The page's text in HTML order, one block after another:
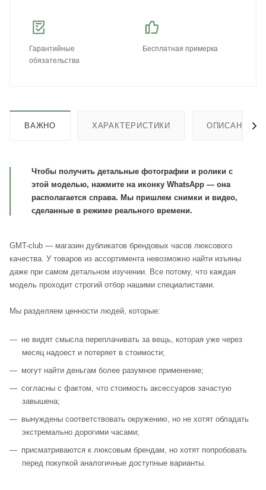
Гарантийные
обязательства
Бесплатная примерка
ВАЖНО ХАРАКТЕРИСТИКИ ОПИСАНИЕ
Чтобы получить детальные фотографии и ролики с
этой моделью, нажмите на иконку WhatsApp — она
располагается справа. Мы пришлем снимки и видео,
сделанные в режиме реального времени.
GMT-club — магазин дубликатов брендовых часов люксового
качества. У товаров из ассортимента невозможно найти изъяны
даже при самом детальном изучении. Все потому, что каждая
модель проходит строгий отбор нашими специалистами.
Мы разделяем ценности людей, которые:
не видят смысла переплачивать за вещь, которая уже через
месяц надоест и потеряет в стоимости;
могут найти деньгам более разумное применение;
согласны с фактом, что стоимость аксессуаров зачастую
завышена;
вынуждены соответствовать окружению, но не хотят обладать
экстремально дорогими часами;
присматриваются к люксовым брендам, но хотят попробовать
перед покупкой аналогичные доступные варианты.